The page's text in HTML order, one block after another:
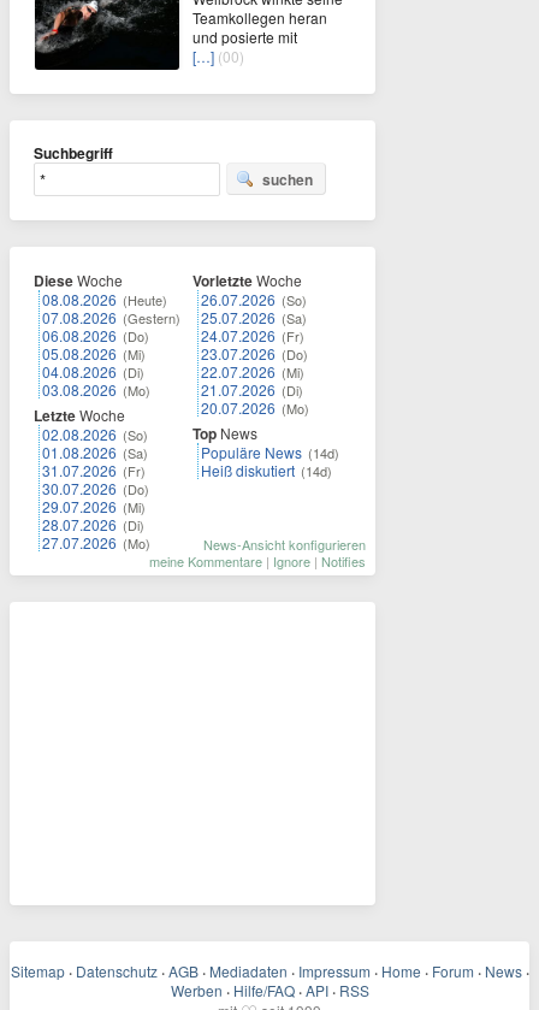
Teamkollegen heran
und posierte mit
[…] (00)
Suchbegriff
suchen
DieseWoche
08.08.2026 (Heute)
07.08.2026 (Gestern)
06.08.2026 (Do)
05.08.2026 (Mi)
04.08.2026 (Di)
03.08.2026 (Mo)
LetzteWoche
02.08.2026 (So)
01.08.2026 (Sa)
31.07.2026 (Fr)
30.07.2026 (Do)
29.07.2026 (Mi)
28.07.2026 (Di)
27.07.2026 (Mo)
VorletzteWoche
26.07.2026 (So)
25.07.2026 (Sa)
24.07.2026 (Fr)
23.07.2026 (Do)
22.07.2026 (Mi)
21.07.2026 (Di)
20.07.2026 (Mo)
Top News
Populäre News (14d)
Heiß diskutiert (14d)
News-Ansicht konfigurieren
meine Kommentare | Ignore | Notifies
Sitemap · Datenschutz · AGB · Mediadaten · Impressum · Home · Forum · News ·
Werben · Hilfe/FAQ · API · RSS